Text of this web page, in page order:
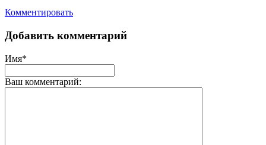
Комментировать
Добавить комментарий
Имя*
Ваш комментарий: